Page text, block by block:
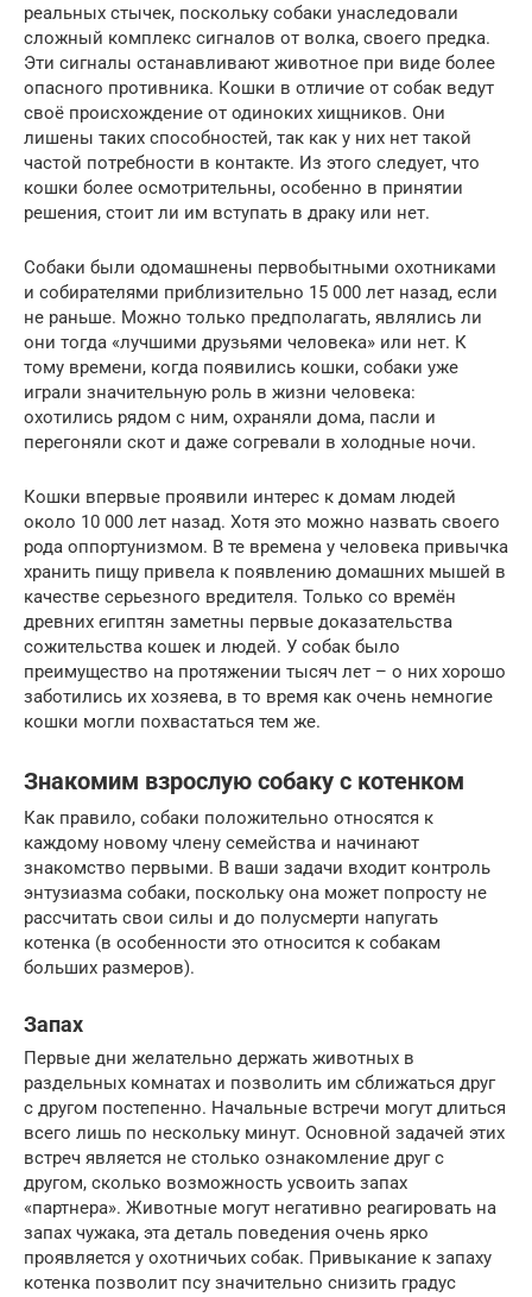
реальных стычек, поскольку собаки унаследовали
сложный комплекс сигналов от волка, своего предка.
Эти сигналы останавливают животное при виде более
опасного противника. Кошки в отличие от собак ведут
своё происхождение от одиноких хищников. Они
лишены таких способностей, так как у них нет такой
частой потребности в контакте. Из этого следует, что
кошки более осмотрительны, особенно в принятии
решения, стоит ли им вступать в драку или нет.
Собаки были одомашнены первобытными охотниками
и собирателями приблизительно 15 000 лет назад, если
не раньше. Можно только предполагать, являлись ли
они тогда «лучшими друзьями человека» или нет. К
тому времени, когда появились кошки, собаки уже
играли значительную роль в жизни человека:
охотились рядом с ним, охраняли дома, пасли и
перегоняли скот и даже согревали в холодные ночи.
Кошки впервые проявили интерес к домам людей
около 10 000 лет назад. Хотя это можно назвать своего
рода оппортунизмом. В те времена у человека привычка
хранить пищу привела к появлению домашних мышей в
качестве серьезного вредителя. Только со времён
древних египтян заметны первые доказательства
сожительства кошек и людей. У собак было
преимущество на протяжении тысяч лет – о них хорошо
заботились их хозяева, в то время как очень немногие
кошки могли похвастаться тем же.
Знакомим взрослую собаку с котенком
Как правило, собаки положительно относятся к
каждому новому члену семейства и начинают
знакомство первыми. В ваши задачи входит контроль
энтузиазма собаки, поскольку она может попросту не
рассчитать свои силы и до полусмерти напугать
котенка (в особенности это относится к собакам
больших размеров).
Запах
Первые дни желательно держать животных в
раздельных комнатах и позволить им сближаться друг
с другом постепенно. Начальные встречи могут длиться
всего лишь по нескольку минут. Основной задачей этих
встреч является не столько ознакомление друг с
другом, сколько возможность усвоить запах
«партнера». Животные могут негативно реагировать на
запах чужака, эта деталь поведения очень ярко
проявляется у охотничьих собак. Привыкание к запаху
котенка позволит псу значительно снизить градус